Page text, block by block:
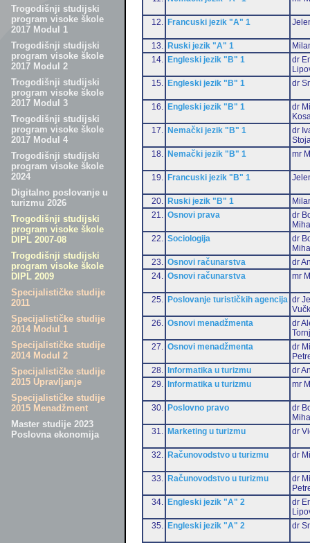
Trogodišnji studijski
program visoke škole
2017 Modul 1
Trogodišnji studijski
program visoke škole
2017 Modul 2
Trogodišnji studijski
program visoke škole
2017 Modul 3
Trogodišnji studijski
program visoke škole
2017 Modul 4
Trogodišnji studijski
program visoke škole
2024
Digitalno poslovanje u
turizmu 2026
Trogodišnji studijski
program visoke škole
DIPL 2007-08
Trogodišnji studijski
program visoke škole
DIPL 2009
Specijalističke studije
2011
Specijalističke studije
2014 Modul 1
Specijalističke studije
2014 Modul 2
Specijalističke studije
2015 Upravljanje
Specijalističke studije
2015 Menadžment
Master studije 2023
Poslovna ekonomija
12. Francuski jezik "A" 1
13. Ruski jezik "A" 1
14.
Engleski jezik "B" 1
dr
15.
Engleski jezik "B" 1 dr
16. Engleski jezik "B" 1
dr
17.
Nemački jezik "B" 1
dr
18.
Nemački jezik "B" 1 mr
19. Francuski jezik "B" 1
20. Ruski jezik "B" 1
21.
Osnovi prava
dr
22.
Sociologija
dr
23.
Osnovi računarstva
dr
24.
Osnovi računarstva mr
25. Poslovanje turističkih agencija dr
26.
Osnovi menadžmenta
dr
27.
Osnovi menadžmenta
dr
28.
Informatika u turizmu
dr
29.
Informatika u turizmu mr
30. Poslovno pravo
dr
31.
Marketing u turizmu dr
32. Računovodstvo u turizmu dr
33. Računovodstvo u turizmu
dr
34.
Engleski jezik "A" 2
dr
35.
Engleski jezik "A" 2 dr